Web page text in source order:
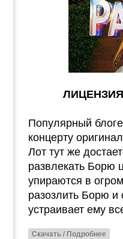
Популярный
концерту
Лот тут же
развлекать Борю
упираются в
разозлить Борю и
устраивает ему
Скачать / Подробнее